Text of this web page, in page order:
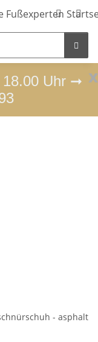
x
18.00 Uhr ➞